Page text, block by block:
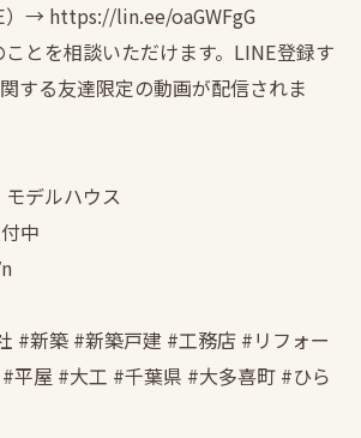
→ https://lin.ee/oaGWFgG
とを相談いただけます。LINE登録す
する友達限定の動画が配信されま
デルハウス
中
#新築 #新築戸建 #工務店 #リフォー
平屋 #大工 #千葉県 #大多喜町 #ひら